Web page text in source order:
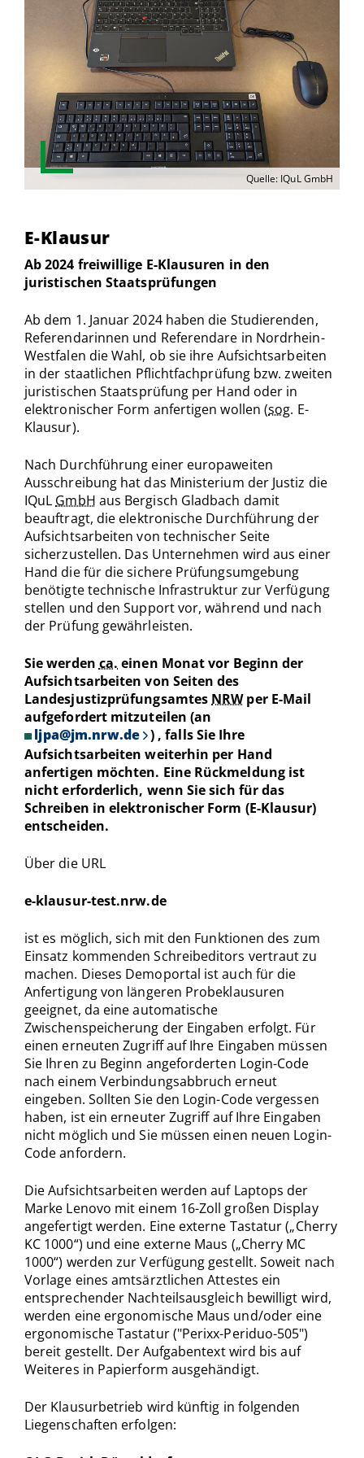
Quelle: IQuL GmbH
E-Klausur
Ab 2024 freiwillige E-Klausuren in den
juristischen Staatsprüfungen
Ab dem 1. Januar 2024 haben die Studierenden,
Referendarinnen und Referendare in Nordrhein-
Westfalen die Wahl, ob sie ihre Aufsichtsarbeiten
in der staatlichen Pflichtfachprüfung bzw. zweiten
juristischen Staatsprüfung per Hand oder in
elektronischer Form anfertigen wollen (sog. E-
Klausur).
Nach Durchführung einer europaweiten
Ausschreibung hat das Ministerium der Justiz die
IQuL GmbH aus Bergisch Gladbach damit
beauftragt, die elektronische Durchführung der
Aufsichtsarbeiten von technischer Seite
sicherzustellen. Das Unternehmen wird aus einer
Hand die für die sichere Prüfungsumgebung
benötigte technische Infrastruktur zur Verfügung
stellen und den Support vor, während und nach
der Prüfung gewährleisten.
Sie werden ca. einen Monat vor Beginn der
Aufsichtsarbeiten von Seiten des
Landesjustizprüfungsamtes NRWper E-Mail
aufgefordert mitzuteilen (an
ljpa@jm.nrw.de ) , falls Sie Ihre
Aufsichtsarbeiten weiterhin per Hand
anfertigen möchten. Eine Rückmeldung ist
nichterforderlich, wenn Sie sich für das
Schreiben in elektronischer Form (E-Klausur)
entscheiden.
Über die URL
e-klausur-test.nrw.de
ist es möglich, sich mit den Funktionen des zum
Einsatz kommenden Schreibeditors vertraut zu
machen. Dieses Demoportal ist auch für die
Anfertigung von längeren Probeklausuren
geeignet, da eine automatische
Zwischenspeicherung der Eingaben erfolgt. Für
einen erneuten Zugriff auf Ihre Eingaben müssen
Sie Ihren zu Beginn angeforderten Login-Code
nach einem Verbindungsabbruch erneut
eingeben. Sollten Sie den Login-Code vergessen
haben, ist ein erneuter Zugriff auf Ihre Eingaben
nicht möglich und Sie müssen einen neuen Login-
Code anfordern.
Die Aufsichtsarbeiten werden auf Laptops der
Marke Lenovo mit einem 16-Zoll großen Display
angefertigt werden. Eine externe Tastatur („Cherry
KC 1000“) und eine externe Maus („Cherry MC
1000“) werden zur Verfügung gestellt. Soweit nach
Vorlage eines amtsärztlichen Attestes ein
entsprechender Nachteilsausgleich bewilligt wird,
werden eine ergonomische Maus und/oder eine
ergonomische Tastatur ("Perixx-Periduo-505")
bereit gestellt. Der Aufgabentext wird bis auf
Weiteres in Papierform ausgehändigt.
Der Klausurbetrieb wird künftig in folgenden
Liegenschaften erfolgen: